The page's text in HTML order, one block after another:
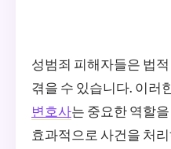
성범죄 피해자들은 법
겪을 수 있습니다. 이러
변호사는 중요한 역할
효과적으로 사건을 처